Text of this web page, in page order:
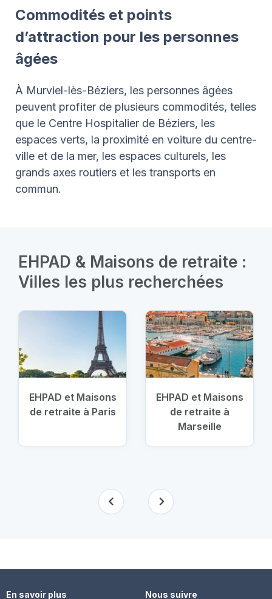
Commodités et points
d’attraction pour les personnes
âgées
À Murviel-lès-Béziers, les personnes âgées
peuvent profiter de plusieurs commodités, telles
que le Centre Hospitalier de Béziers, les
espaces verts, la proximité en voiture du centre-
ville et de la mer, les espaces culturels, les
grands axes routiers et les transports en
commun.
EHPAD & Maisons de retraite :
Villes les plus recherchées
EHPAD et Maisons
de retraite à Paris
EHPAD et Maisons
de retraite à
Marseille
En savoir plus Nous suivre